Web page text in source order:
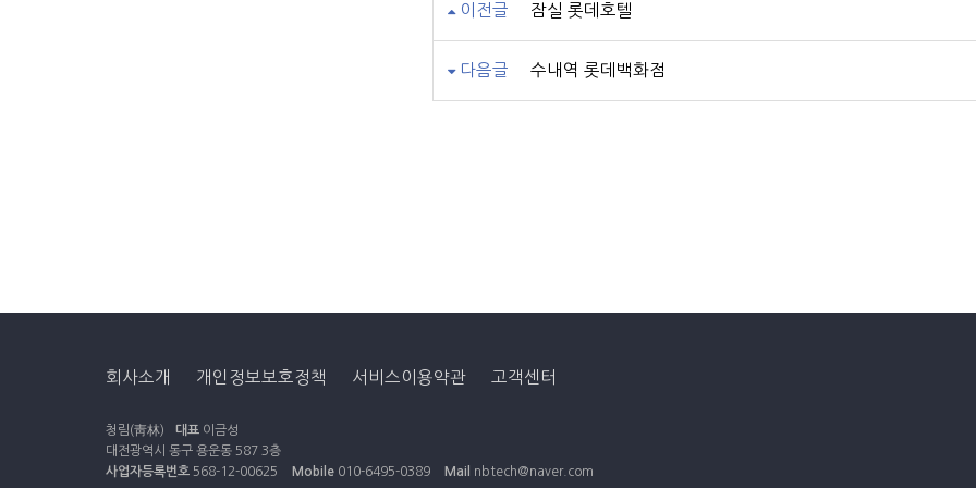
이전글 잠실 롯데호텔
다음글 수내역 롯데백화점
회사소개 개인정보보호정책 서비스이용약관 고객센터
청림(靑林) 대표 이금성
대전광역시 동구 용운동 587 3층
사업자등록번호 568-12-00625 Mobile 010-6495-0389 Mail nbtech@naver.com